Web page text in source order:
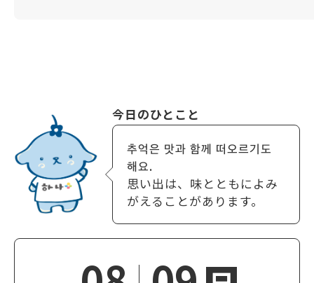
今日のひとこと
추억은 맛과 함께 떠오르기도
해요.
思い出は、味とともによみ
がえることがあります。